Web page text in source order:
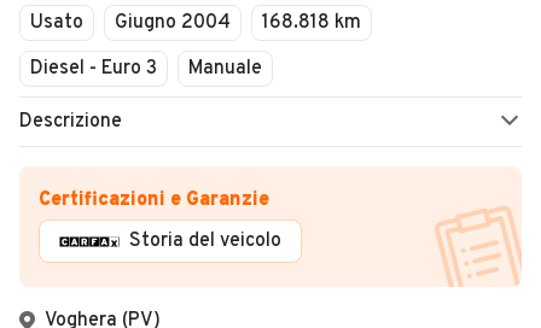
Usato Giugno 2004
168.818 km
Diesel - Euro 3
Manuale
Descrizione
Certificazioni e Garanzie
Storia del veicolo
Voghera (PV)